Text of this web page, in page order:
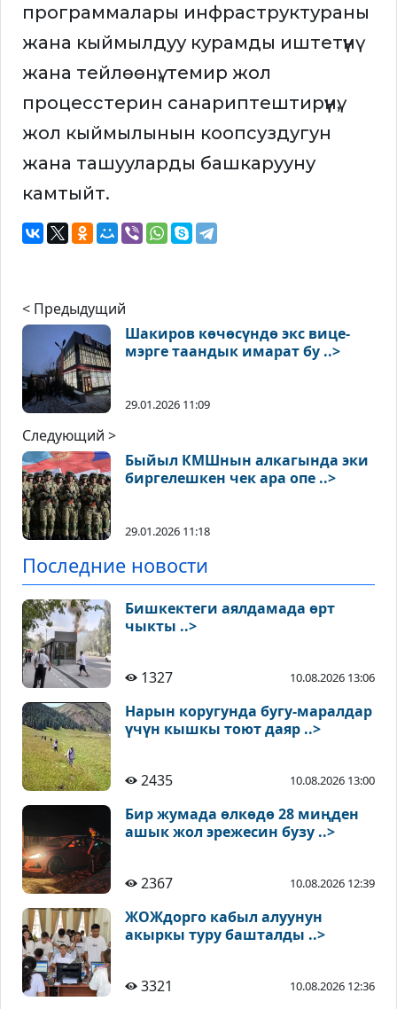
программалары инфраструктураны
жана кыймылдуу курамды иштетүүнү
жана тейлөөнү, темир жол
процесстерин санариптештирүүнү,
жол кыймылынын коопсуздугун
жана ташууларды башкарууну
камтыйт.
< Предыдущий
Шакиров көчөсүндө экс вице-
мэрге таандык имарат бу ..>
29.01.2026 11:09
Следующий >
Быйыл КМШнын алкагында эки
биргелешкен чек ара опе ..>
29.01.2026 11:18
Последние новости
Бишкектеги аялдамада өрт
чыкты ..>
1327 10.08.2026 13:06
Нарын коругунда бугу-маралдар
үчүн кышкы тоют даяр ..>
2435 10.08.2026 13:00
Бир жумада өлкөдө 28 миңден
ашык жол эрежесин бузу ..>
2367 10.08.2026 12:39
ЖОЖдорго кабыл алуунун
акыркы туру башталды ..>
3321 10.08.2026 12:36